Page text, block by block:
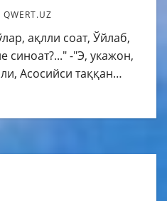
QWERT.UZ
ақлли соат, Ўйлаб,
синоат?..." -"Э, укажон,
Асосийси таққан…